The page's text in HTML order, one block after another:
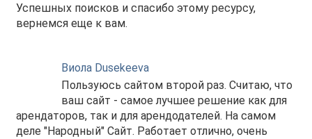
Успешных поисков и спасибо этому ресурсу,
вернемся еще к вам.
Виола Dusekeeva
Пользуюсь сайтом второй раз. Считаю, что
ваш сайт - самое лучшее решение как для
арендаторов, так и для арендодателей. На самом
деле "Народный" Сайт. Работает отлично, очень